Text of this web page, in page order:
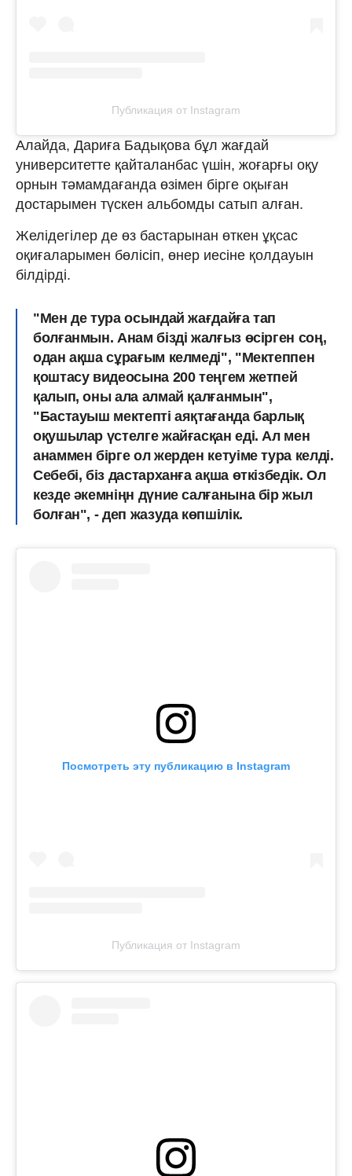
Публикация от Instagram
Алайда, Дариға Бадықова бұл жағдай
университетте қайталанбас үшін, жоғарғы оқу
орнын тәмамдағанда өзімен бірге оқыған
достарымен түскен альбомды сатып алған.
Желідегілер де өз бастарынан өткен ұқсас
оқиғаларымен бөлісіп, өнер иесіне қолдауын
білдірді.
"Мен де тура осындай жағдайға тап
болғанмын. Анам бізді жалғыз өсірген соң,
одан ақша сұрағым келмеді", "Мектеппен
қоштасу видеосына 200 теңгем жетпей
қалып, оны ала алмай қалғанмын",
"Бастауыш мектепті аяқтағанда барлық
оқушылар үстелге жайғасқан еді. Ал мен
анаммен бірге ол жерден кетуіме тура келді.
Себебі, біз дастарханға ақша өткізбедік. Ол
кезде әкемніңн дүние салғанына бір жыл
болған", - деп жазуда көпшілік.
Посмотреть эту публикацию в Instagram
Публикация от Instagram